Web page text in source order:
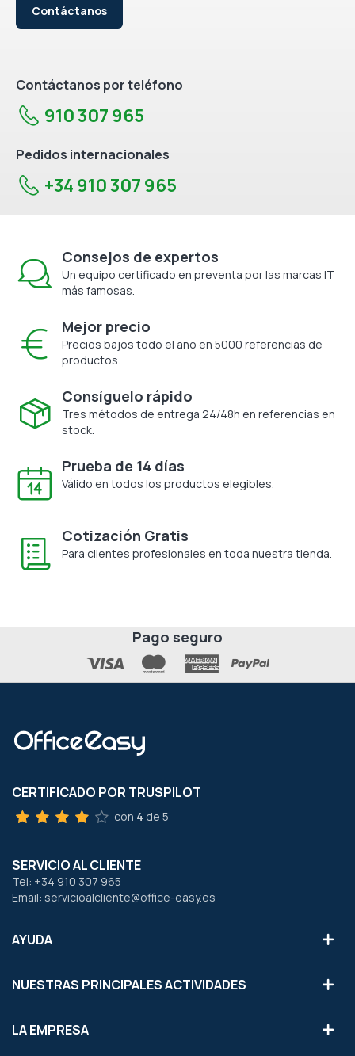
Contáctanos
Contáctanos por teléfono
910 307 965
Pedidos internacionales
+34 910 307 965
Consejos de expertos
Un equipo certificado en preventa por las marcas IT
más famosas.
Mejor precio
Precios bajos todo el año en 5000 referencias de
productos.
Consíguelo rápido
Tres métodos de entrega 24/48h en referencias en
stock.
Prueba de 14 días
Válido en todos los productos elegibles.
Cotización Gratis
Para clientes profesionales en toda nuestra tienda.
Pago seguro
CERTIFICADO POR TRUSPILOT
con 4 de 5
SERVICIO AL CLIENTE
Tel: +34 910 307 965
Email: servicioalcliente@office-easy.es
AYUDA
NUESTRAS PRINCIPALES ACTIVIDADES
LA EMPRESA